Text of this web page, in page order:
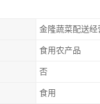
金隆蔬菜配送经
食用农产品
否
食用